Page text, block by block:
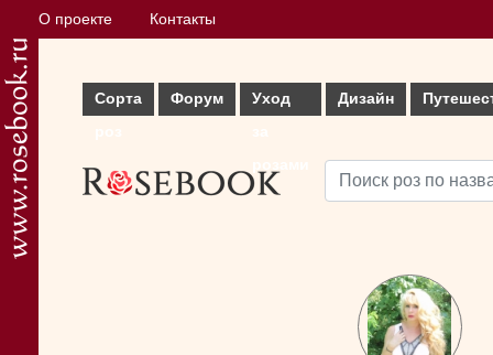
О проекте Контакты
Сорта
Форум
Уход
Дизайн